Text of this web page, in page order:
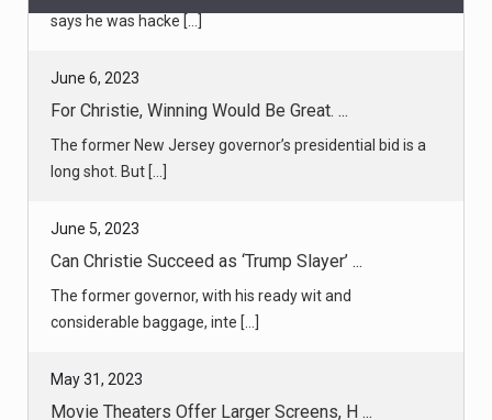
For Christie, Winning Would Be Great. ...
The former New Jersey governor’s presidential bid is a
long shot. But [...]
Can Christie Succeed as ‘Trump Slayer’ ...
The former governor, with his ready wit and
considerable baggage, inte [...]
Movie Theaters Offer Larger Screens, H ...
After scraping by during the pandemic, cinemas are